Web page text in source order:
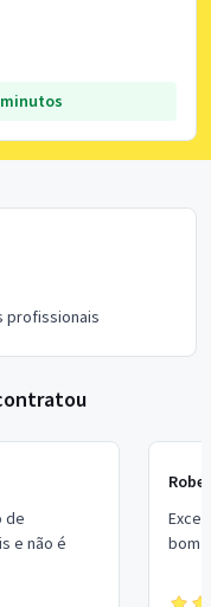
profissionais
de
e não é
bom